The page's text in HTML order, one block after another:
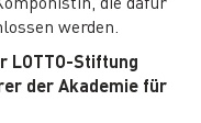
werden.
LOTTO-Stiftung
der Akademie für